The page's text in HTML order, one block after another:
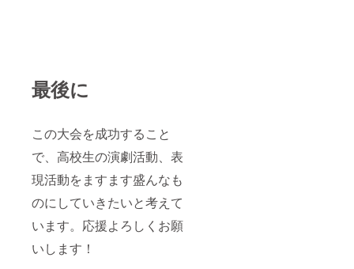
最後に
この大会を成功すること
で、高校生の演劇活動、表
現活動をますます盛んなも
のにしていきたいと考えて
います。応援よろしくお願
いします！